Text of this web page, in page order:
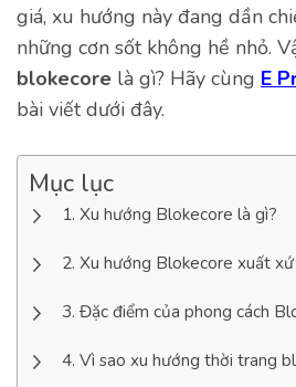
giá, xu hướng này đang dần
những cơn sốt không hề nhỏ.
blokecore là gì? Hãy cùng E
bài viết dưới đây.
Mục lục
Xu hướng Blokecore là gì?
Xu hướng Blokecore xuất
Đặc điểm của phong cách
Vì sao xu hướng thời trang